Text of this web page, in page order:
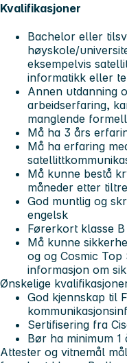
Kvalifikasjoner
Bachelor eller
høyskole/
eksempelvis
informatikk eller
Annen utdanning
arbeidserfaring,
manglende
Må ha 3 års
Må ha erfaring
Må kunne bestå
måneder etter
God muntlig og
engelsk
Førerkort klasse
Må kunne
og og Cosmic
informasjon om
Ønskelige
God kjennskap til
Sertifisering fra
Bør ha minimum
Attester og vitnemål må